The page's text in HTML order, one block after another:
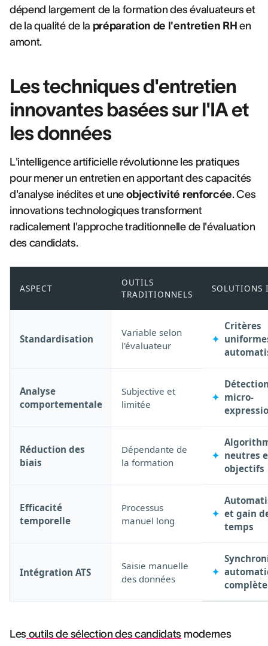
dépend largement de la formation des évaluateurs et
de la qualité de la préparation de l'entretien RH en
amont.
Les techniques d'entretien
innovantes basées sur l'IA et
les données
L'intelligence artificielle révolutionne les pratiques
pour mener un entretien en apportant des capacités
d'analyse inédites et une objectivité renforcée. Ces
innovations technologiques transforment
radicalement l'approche traditionnelle de l'évaluation
des candidats.
ASPECT
OUTILS
TRADITIONNELS
SOLUTIONS
Standardisation
Variable selon
l'évaluateur
Critères
Analyse
comportementale
Subjective et
limitée
micro-
Réduction des
biais
Dépendante de
la formation
neutres
objectifs
Efficacité
temporelle
Processus
manuel long
et gain
temps
Intégration ATS
Saisie manuelle
des données
complète
Les outils de sélection des candidats modernes